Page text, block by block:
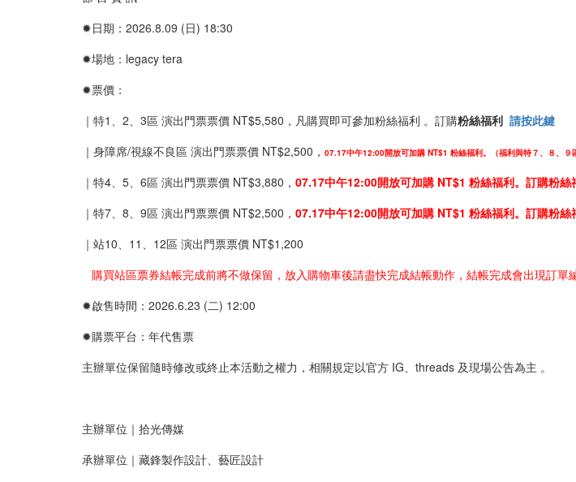
✹日期：2026.8.09 (日) 18:30
✹場地：legacy tera
✹票價：
｜特1、2、3區 演出門票票價 NT$5,580，凡購買即可參加粉絲福利 。訂購粉絲福利 請按此鍵
｜身障席/視線不良區 演出門票票價 NT$2,500， 07.17中午12:00開放可加購 NT$1 粉絲福利。（福利與特７、８、９
｜特4、5、6區 演出門票票價 NT$3,880， 07.17中午12:00開放可加購 NT$1 粉絲福利。 訂購粉絲
｜特7、8、9區 演出門票票價 NT$2,500， 07.17中午12:00開放可加購 NT$1 粉絲福利。 訂購粉絲
｜站10、11、12區 演出門票票價 NT$1,200
購買站區票券結帳完成前將不做保留，放入購物車後請盡快完成結帳動作，結帳完成會出現訂單
✹啟售時間：2026.6.23 (二) 12:00
✹購票平台：年代售票
主辦單位保留隨時修改或終止本活動之權力，相關規定以官方 IG、threads 及現場公告為主 。
主辦單位｜拾光傳媒
承辦單位｜藏鋒製作設計、藝匠設計